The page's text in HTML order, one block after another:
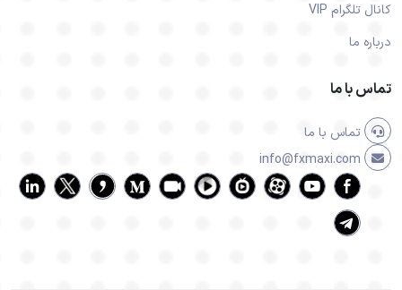
کانال تلگرام VIP
درباره ما
تماس با ما
تماس با ما